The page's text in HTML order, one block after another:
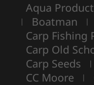
Aqua
| Boatman |
Carp Fishing
Carp Old
Carp Seeds |
CC Moore |